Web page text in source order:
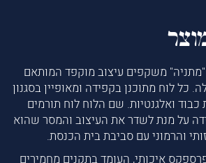
משקפים עיצוב מוקפד המותאם
כל לוח מתוכנן בקפידה ומאופיין בסגנון
ואלגנטיות. שם הלוח לוח תורמים
על מנת לשדר את העיצוב והמסר שהוא
והרמוני עם סביבת בית הכנסת.
איכותי, העומד בתקנים מחמירים